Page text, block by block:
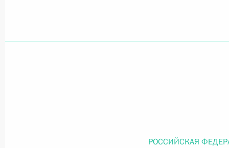
Официальный портал правовой информации
О внесении изменений в статью 11
РОССИЙСКАЯ